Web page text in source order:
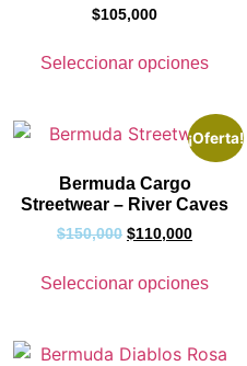
$105,000
Seleccionar opciones
¡Oferta!
Bermuda Cargo
Streetwear – River Caves
$150,000 $110,000
Seleccionar opciones